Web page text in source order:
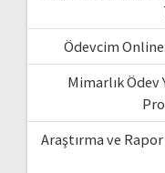
Ödevcim
Mimarlık
Araştırma ve